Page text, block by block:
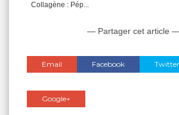
Collagène : Pép...
— Partager cet article
Email Facebook Twitter
Google+